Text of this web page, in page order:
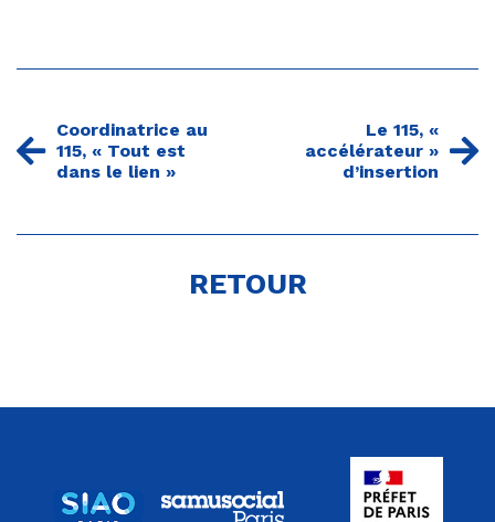
Coordinatrice au
115, « Tout est
dans le lien »
RETOUR
Le 115, «
accélérateur »
d’insertion